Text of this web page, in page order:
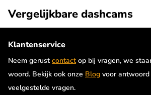
achterruit bevestigd en neemt op in 2K
stroomvoorziening nodig. De beelden van
worden apart op de SD kaart opgeslagen.
meter lange verlengkabel beschikbaar.
Vergelijkbare dashcams
Klantenservice
Neem gerust contact op bij vragen, we
woord. Bekijk ook onze Blog voor antwoord
veelgestelde vragen.